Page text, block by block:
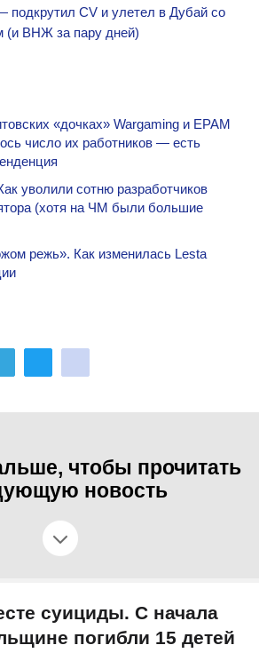
CV и улетел в Дубай со
(и ВНЖ за пару дней)
«дочках» Wargaming и EPAM
число их работников — есть
уволили сотню разработчиков
(хотя на ЧМ были большие
режь». Как изменилась Lesta
чтобы прочитать
новость